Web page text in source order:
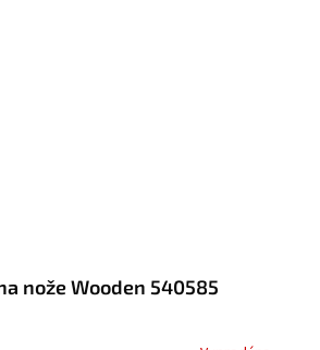
nože Wooden 540585